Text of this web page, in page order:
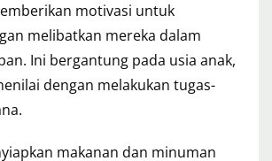
motivasi untuk
melibatkan mereka dalam
Ini bergantung pada usia anak,
dengan melakukan tugas-
makanan dan minuman